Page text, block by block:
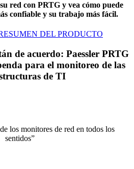
red con PRTG y vea cómo puede
confiable y su trabajo más fácil.
DEL PRODUCTO
de acuerdo: Paessler PRTG
para el monitoreo de las
de TI
los monitores de red en todos los
sentidos”